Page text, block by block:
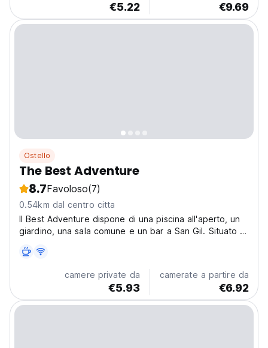
€5.22 €9.69
Ostello
The Best Adventure
8.7Favoloso(7)
0.54km dal centro citta
Il Best Adventure dispone di una piscina all'aperto, un
giardino, una sala comune e un bar a San Gil. Situato a
camere private da
€5.93
camerate a partire da
€6.92